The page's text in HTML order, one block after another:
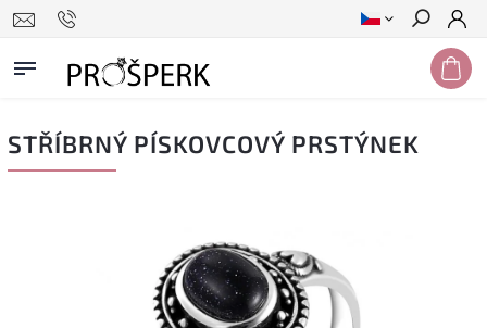
Hledat
STŘÍBRNÝ PÍSKOVCOVÝ PRSTÝNEK